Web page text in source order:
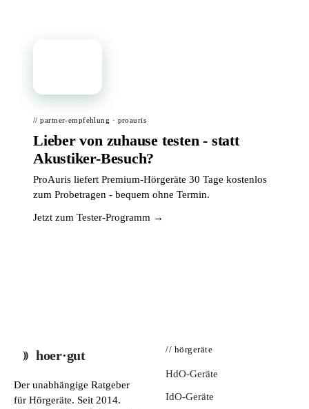
// partner-empfehlung · proauris
Lieber von zuhause testen - statt
Akustiker-Besuch?
ProAuris liefert Premium-Hörgeräte 30 Tage kostenlos
zum Probetragen - bequem ohne Termin.
Jetzt zum Tester-Programm →
hoer·gut
Der unabhängige Ratgeber
für Hörgeräte. Seit 2014.
// hörgeräte
HdO-Geräte
IdO-Geräte